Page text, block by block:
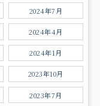
2024年7月
2024年4月
2024年1月
2023年10月
2023年7月